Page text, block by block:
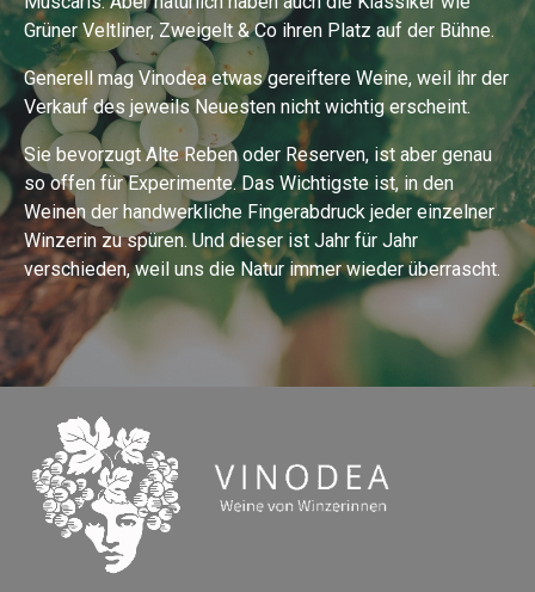
Grüner Veltliner, Zweigelt & Co ihren Platz auf der Bühne.
Generell mag Vinodea etwas gereiftere Weine, weil ihr der
Verkauf des jeweils Neuesten nicht wichtig erscheint.
Sie bevorzugt Alte Reben oder Reserven, ist aber genau
so offen für Experimente. Das Wichtigste ist, in den
Weinen der handwerkliche Fingerabdruck jeder einzelner
Winzerin zu spüren. Und dieser ist Jahr für Jahr
verschieden, weil uns die Natur immer wieder überrascht.